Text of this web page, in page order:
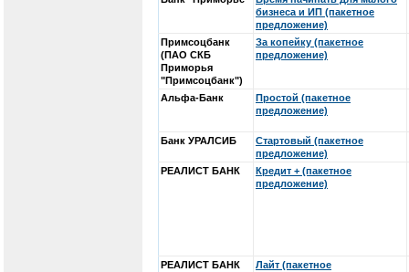
бизнеса и ИП (пакетное
предложение)
Примсоцбанк
(ПАО СКБ
Приморья
"Примсоцбанк")
За копейку (пакетное
предложение)
Альфа-Банк
Простой (пакетное
предложение)
Банк УРАЛСИБ
Стартовый (пакетное
предложение)
РЕАЛИСТ БАНК
Кредит + (пакетное
предложение)
РЕАЛИСТ БАНК
Лайт (пакетное